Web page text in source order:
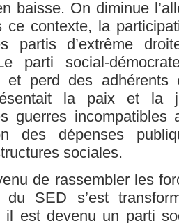
baisse. On diminue
ce contexte, la
partis d’extrême
parti social-
et perd des
la paix et la
guerres
des dépenses
sociales.
de rassembler les
SED s’est
il est devenu un parti